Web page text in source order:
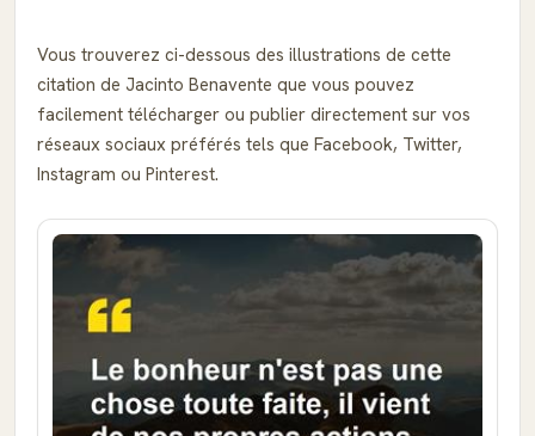
Vous trouverez ci-dessous des illustrations de cette
citation de Jacinto Benavente que vous pouvez
facilement télécharger ou publier directement sur vos
réseaux sociaux préférés tels que Facebook, Twitter,
Instagram ou Pinterest.